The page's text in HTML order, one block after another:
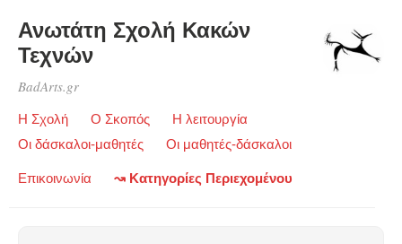
Ανωτάτη Σχολή Κακών
Τεχνών
BadArts.gr
Η Σχολή Ο Σκοπός
Η λειτουργία
Οι δάσκαλοι-μαθητές
Οι μαθητές-δάσκαλοι
Επικοινωνία ↝ Κατηγορίες Περιεχομένου